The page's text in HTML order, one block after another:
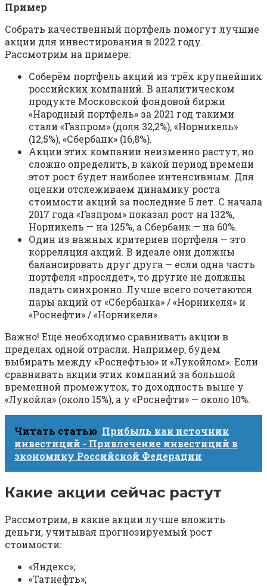
Пример
Собрать качественный портфель помогут лучшие
акции для инвестирования в 2022 году.
Рассмотрим на примере:
Соберём портфель акций из трёх крупнейших
российских компаний. В аналитическом
продукте Московской фондовой биржи
«Народный портфель» за 2021 год такими
стали «Газпром» (доля 32,2%), «Норникель»
(12,5%), «Сбербанк» (16,8%).
Акции этих компании неизменно растут, но
сложно определить, в какой период времени
этот рост будет наиболее интенсивным. Для
оценки отслеживаем динамику роста
стоимости акций за последние 5 лет. С начала
2017 года «Газпром» показал рост на 132%,
Норникель — на 125%, а Сбербанк — на 60%.
Один из важных критериев портфеля — это
корреляция акций. В идеале они должны
балансировать друг друга — если одна часть
портфеля «просядет», то другие не должны
падать синхронно. Лучше всего сочетаются
пары акций от «Сбербанка» / «Норникеля» и
«Роснефти» / «Норникеля».
Важно! Ещё необходимо сравнивать акции в
пределах одной отрасли. Например, будем
выбирать между «Роснефтью» и «Лукойлом». Если
сравнивать акции этих компаний за большой
временной промежуток, то доходность выше у
«Лукойла» (около 15%), а у «Роснефти» — около 10%.
Читать статью Прибыль как источник
инвестиций - Привлечение инвестиций в
экономику Российской Федерации
Какие акции сейчас растут
Рассмотрим, в какие акции лучше вложить
деньги, учитывая прогнозируемый рост
стоимости:
«Яндекс»;
«Татнефть»;